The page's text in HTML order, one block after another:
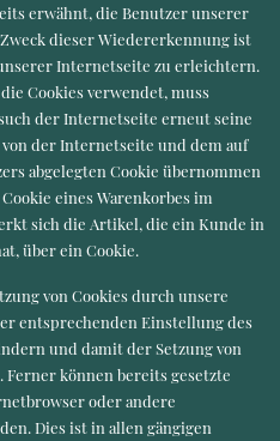
erwähnt, die Benutzer unserer
dieser Wiedererkennung ist
Internetseite zu erleichtern.
Cookies verwendet, muss
der Internetseite erneut seine
der Internetseite und dem auf
abgelegten Cookie übernommen
eines Warenkorbes im
sich die Artikel, die ein Kunde in
über ein Cookie.
von Cookies durch unsere
entsprechenden Einstellung des
und damit der Setzung von
können bereits gesetzte
oder andere
Dies ist in allen gängigen